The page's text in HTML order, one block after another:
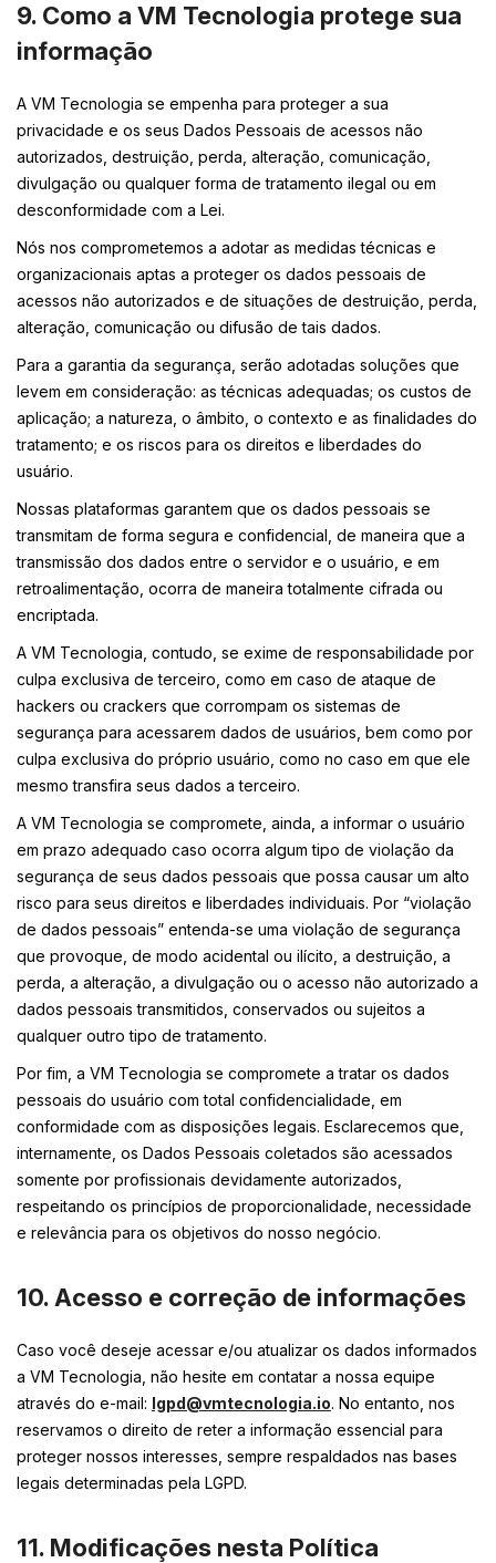
9. Como a VM Tecnologia protege sua
informação
A VM Tecnologia se empenha para proteger a sua
privacidade e os seus Dados Pessoais de acessos não
autorizados, destruição, perda, alteração, comunicação,
divulgação ou qualquer forma de tratamento ilegal ou em
desconformidade com a Lei.
Nós nos comprometemos a adotar as medidas técnicas e
organizacionais aptas a proteger os dados pessoais de
acessos não autorizados e de situações de destruição, perda,
alteração, comunicação ou difusão de tais dados.
Para a garantia da segurança, serão adotadas soluções que
levem em consideração: as técnicas adequadas; os custos de
aplicação; a natureza, o âmbito, o contexto e as finalidades do
tratamento; e os riscos para os direitos e liberdades do
usuário.
Nossas plataformas garantem que os dados pessoais se
transmitam de forma segura e confidencial, de maneira que a
transmissão dos dados entre o servidor e o usuário, e em
retroalimentação, ocorra de maneira totalmente cifrada ou
encriptada.
A VM Tecnologia, contudo, se exime de responsabilidade por
culpa exclusiva de terceiro, como em caso de ataque de
hackers ou crackers que corrompam os sistemas de
segurança para acessarem dados de usuários, bem como por
culpa exclusiva do próprio usuário, como no caso em que ele
mesmo transfira seus dados a terceiro.
A VM Tecnologia se compromete, ainda, a informar o usuário
em prazo adequado caso ocorra algum tipo de violação da
segurança de seus dados pessoais que possa causar um alto
risco para seus direitos e liberdades individuais. Por “violação
de dados pessoais” entenda-se uma violação de segurança
que provoque, de modo acidental ou ilícito, a destruição, a
perda, a alteração, a divulgação ou o acesso não autorizado a
dados pessoais transmitidos, conservados ou sujeitos a
qualquer outro tipo de tratamento.
Por fim, a VM Tecnologia se compromete a tratar os dados
pessoais do usuário com total confidencialidade, em
conformidade com as disposições legais. Esclarecemos que,
internamente, os Dados Pessoais coletados são acessados
somente por profissionais devidamente autorizados,
respeitando os princípios de proporcionalidade, necessidade
e relevância para os objetivos do nosso negócio.
10. Acesso e correção de informações
Caso você deseje acessar e/ou atualizar os dados informados
a VM Tecnologia, não hesite em contatar a nossa equipe
através do e-mail: lgpd@vmtecnologia.io. No entanto, nos
reservamos o direito de reter a informação essencial para
proteger nossos interesses, sempre respaldados nas bases
legais determinadas pela LGPD.
11. Modificações nesta Política